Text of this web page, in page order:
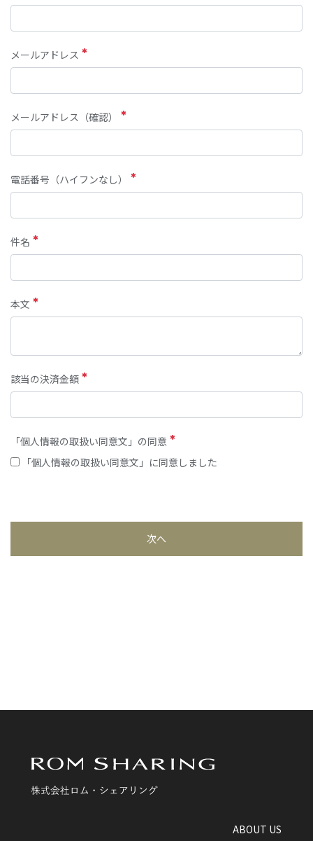
メールアドレス
メールアドレス（確認）
電話番号（ハイフンなし）
件名
本文
該当の決済金額
「個人情報の取扱い同意文」の同意
「個人情報の取扱い同意文」に同意しました
次へ
ABOUT US